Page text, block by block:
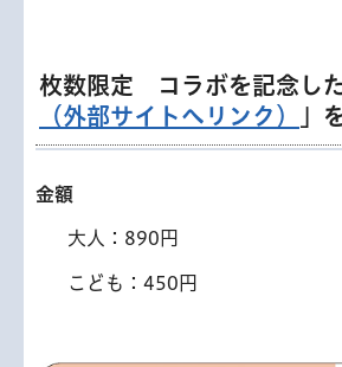
枚数限定 コラボを記念した
（外部サイトへリンク）
」
金額
大人：890円
こども：450円